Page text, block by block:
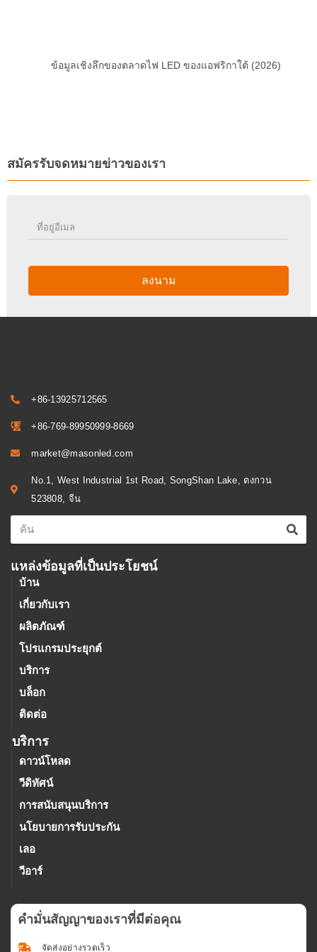
ข้อมูลเชิงลึกของตลาดไฟ LED ของแอฟริกาใต้ (2026)
สมัครรับจดหมายข่าวของเรา
ลงนาม
+86-13925712565
+86-769-89950999-8669
market@masonled.com
No.1, West Industrial 1st Road, SongShan Lake, ตงกวน
523808, จีน
แหล่งข้อมูลที่เป็นประโยชน์
บ้าน
เกี่ยวกับเรา
ผลิตภัณฑ์
โปรแกรมประยุกต์
บริการ
บล็อก
ติดต่อ
บริการ
ดาวน์โหลด
วีดิทัศน์
การสนับสนุนบริการ
นโยบายการรับประกัน
เลอ
วีอาร์
คํามั่นสัญญาของเราที่มีต่อคุณ
จัดส่งอย่างรวดเร็ว